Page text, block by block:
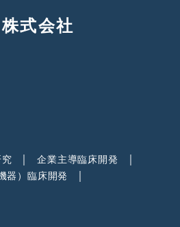
式会社
企業主導臨床開発
器）臨床開発